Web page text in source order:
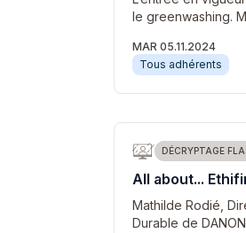
le greenwashing.
MAR 05.11.2024
Tous adhérents
DÉCRYPTAGE
All about...
Mathilde Rodié,
Durable de